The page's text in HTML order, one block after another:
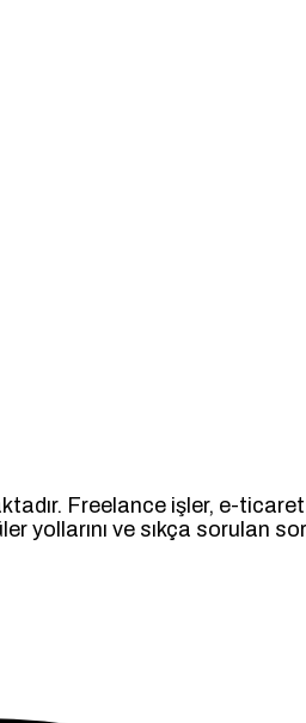
Freelance işler, e-
ve sıkça sorulan